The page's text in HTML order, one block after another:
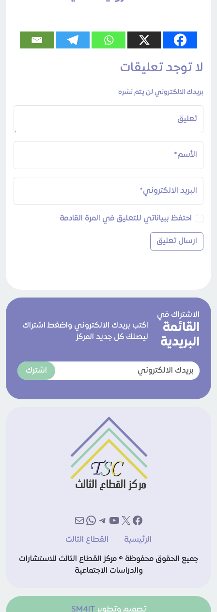
لا توجد تعليقات
بريدك الالكتروني لن يتم نشره
تعليق
الأسم*
البريد الالكتروني*
احتفظ ببياناتي للتعليق في المرة القادمة
الاشتراك في
القائمة
البريدية
اكتب بريدك الالكتروني واضغط اشتراك
ليصلك كل جديد المركز
اشترك
فيسبوك
إكسيوتيوب
تيليجرام
واتساب
بريد
الرئيسية
القطاع الثالث
جميع الحقوق محفوظة © مركز القطاع الثالث للاستشارات
والدراسات الاجتماعية
تصميم وتطويرSM4IT